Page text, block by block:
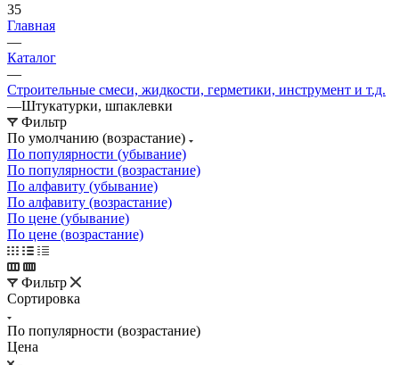
35
Главная
—
Каталог
—
Строительные смеси, жидкости, герметики, инструмент и т.д.
—Штукатурки, шпаклевки
Фильтр
По умолчанию (возрастание)
По популярности (убывание)
По популярности (возрастание)
По алфавиту (убывание)
По алфавиту (возрастание)
По цене (убывание)
По цене (возрастание)
Фильтр
Сортировка
По популярности (возрастание)
Цена